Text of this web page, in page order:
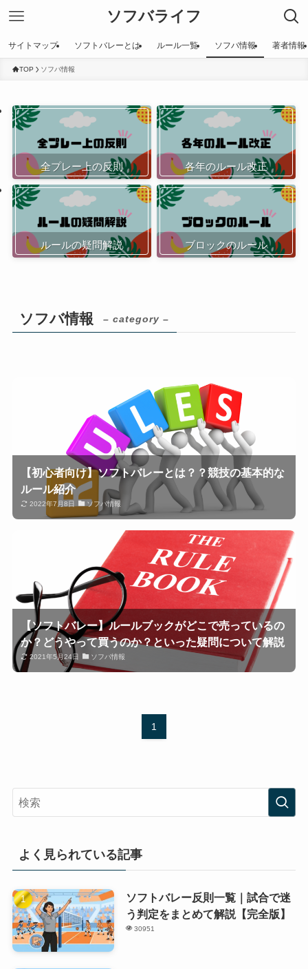
ソフバライフ
サイトマップ ソフトバレーとは ルール一覧 ソフバ情報 著者情報
TOP ソフバ情報
全プレー上の反則 各年のルール改正
ルールの疑問解説 ブロックのルール
ソフバ情報 – category –
【初心者向け】ソフトバレーとは？？競技の基本的な
ルール紹介
2022年7月8日 ソフバ情報
【ソフトバレー】ルールブックがどこで売っているの
か？どうやって買うのか？といった疑問について解説
2021年5月24日 ソフバ情報
1
よく見られている記事
ソフトバレー反則一覧｜試合で迷
う判定をまとめて解説【完全版】
30951